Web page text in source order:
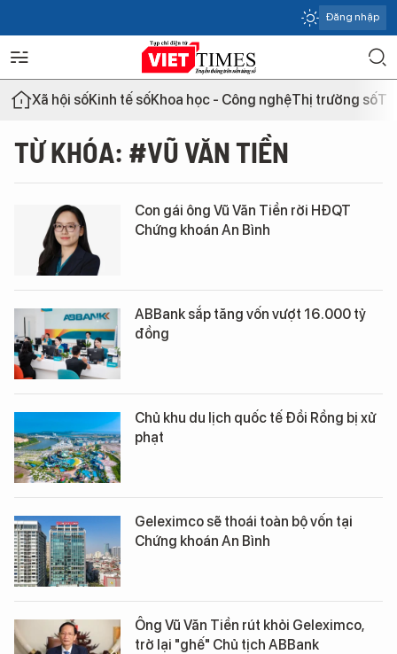
Đăng nhập
Xã hội sốKinh tế sốKhoa học - Công nghệThị trường số
TỪ KHÓA: #VŨ VĂN TIỀN
Con gái ông Vũ Văn Tiền rời HĐQT
Chứng khoán An Bình
ABBank sắp tăng vốn vượt 16.000 tỷ
đồng
Chủ khu du lịch quốc tế Đồi Rồng bị xử
phạt
Geleximco sẽ thoái toàn bộ vốn tại
Chứng khoán An Bình
Ông Vũ Văn Tiền rút khỏi Geleximco,
trở lại "ghế" Chủ tịch ABBank